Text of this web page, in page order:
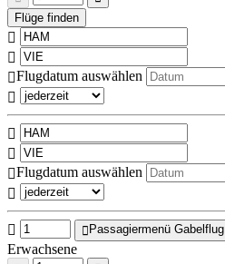
Flugdatum auswählen
Flugdatum auswählen
Passagiermenü Gabelflug
Erwachsene